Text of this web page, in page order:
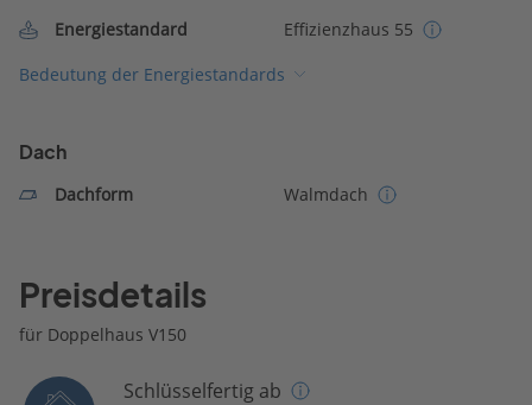
Energiestandard
Effizienzhaus 55
Bedeutung der Energiestandards
Dach
Dachform Walmdach
Preisdetails
für Doppelhaus V150
Schlüsselfertig ab